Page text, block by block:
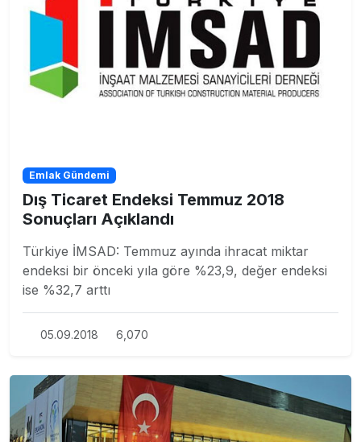
Emlak Gündemi
Dış Ticaret Endeksi Temmuz 2018
Sonuçları Açıklandı
Türkiye İMSAD: Temmuz ayında ihracat miktar
endeksi bir önceki yıla göre %23,9, değer endeksi
ise %32,7 arttı
05.09.2018 6,070